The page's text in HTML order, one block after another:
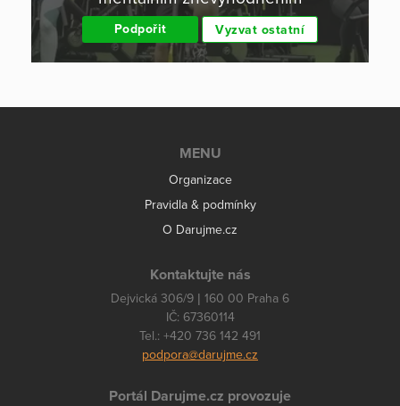
Podpořit Vyzvat ostatní
MENU
Organizace
Pravidla & podmínky
O Darujme.cz
Kontaktujte nás
Dejvická 306/9 | 160 00 Praha 6
IČ: 67360114
Tel.: +420 736 142 491
podpora@darujme.cz
Portál Darujme.cz provozuje